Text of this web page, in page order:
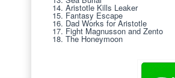
14. Aristotle Kills Leaker
15. Fantasy Escape
16. Dad Works for Aristotle
17. Fight Magnusson and Zento
18. The Honeymoon